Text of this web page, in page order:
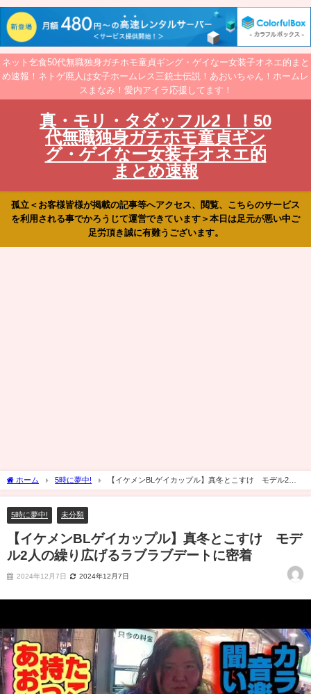
ネット乞食50代無職独身ガチホモ童貞ギング・ゲイなー女装子オネエ的まと
め速報！ネトゲ廃人は女子ホームレス三銃士伝説！あおいちゃん！ホームレ
スまなみ！愛内アイラ応援してます！
真・モリ・タダッフル2！！50
代無職独身ガチホモ童貞ギン
グ・ゲイなー女装子オネエ的
まとめ速報
孤立＜お客様皆様が掲載の記事等へアクセス、閲覧、こちらのサービス
を利用される事でかろうじて運営できています＞本日は足元が悪い中ご
足労頂き誠に有難うございます。
ホーム 5時に夢中!
【イケメンBLゲイカップル】真冬とこすけ モデル2人
の繰り広げるラブラブデートに密着
5時に夢中! 未分類
【イケメンBLゲイカップル】真冬とこすけ モデ
ル2人の繰り広げるラブラブデートに密着
2024年12月7日 2024年12月7日